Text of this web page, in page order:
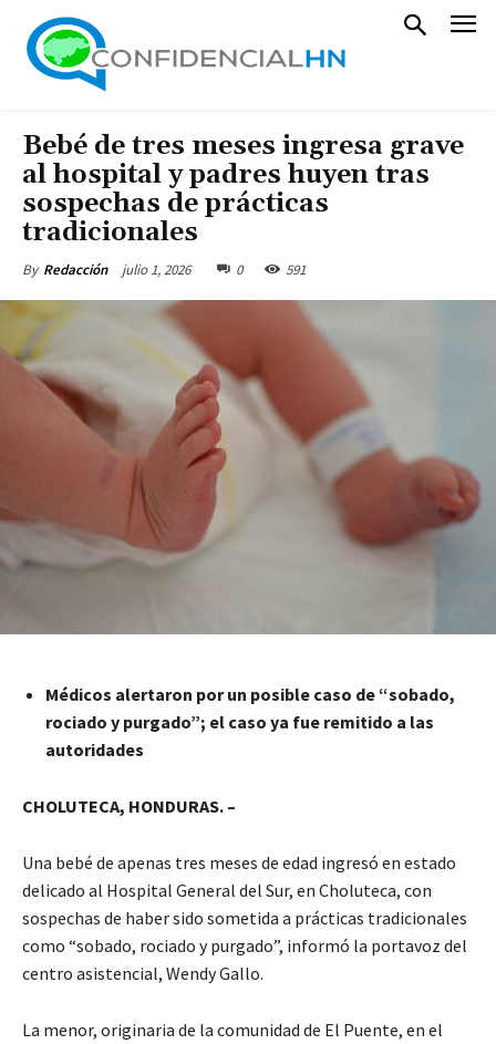
Bebé de tres meses ingresa grave
al hospital y padres huyen tras
sospechas de prácticas
tradicionales
By Redacción julio 1, 2026 0 591
Médicos alertaron por un posible caso de “sobado,
rociado y purgado”; el caso ya fue remitido a las
autoridades
CHOLUTECA, HONDURAS. –
Una bebé de apenas tres meses de edad ingresó en estado
delicado al Hospital General del Sur, en Choluteca, con
sospechas de haber sido sometida a prácticas tradicionales
como “sobado, rociado y purgado”, informó la portavoz del
centro asistencial, Wendy Gallo.
La menor, originaria de la comunidad de El Puente, en el